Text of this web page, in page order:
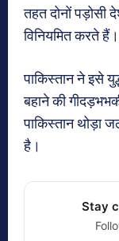
तहत दोनों पड़ोसी
विनियमित करते हैं।
पाकिस्तान ने इसे
बहाने की
पाकिस्तान थोड़ा
है।
Stay